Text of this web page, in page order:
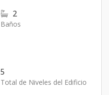
2
Baños
5
Total de Niveles del Edificio